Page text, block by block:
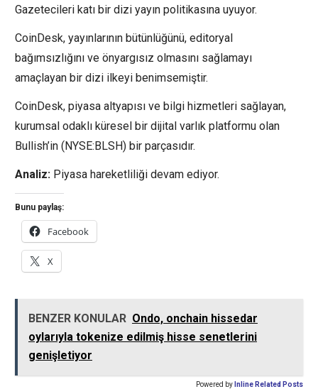
Gazetecileri katı bir dizi yayın politikasına uyuyor.
CoinDesk, yayınlarının bütünlüğünü, editoryal
bağımsızlığını ve önyargısız olmasını sağlamayı
amaçlayan bir dizi ilkeyi benimsemiştir.
CoinDesk, piyasa altyapısı ve bilgi hizmetleri sağlayan,
kurumsal odaklı küresel bir dijital varlık platformu olan
Bullish’in (NYSE:BLSH) bir parçasıdır.
Analiz: Piyasa hareketliliği devam ediyor.
Bunu paylaş:
Facebook
X
BENZER KONULAR Ondo, onchain hissedar
oylarıyla tokenize edilmiş hisse senetlerini
genişletiyor
Powered by Inline Related Posts